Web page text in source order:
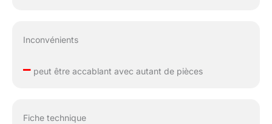
Inconvénients
–peut être accablant avec autant de pièces
Fiche technique